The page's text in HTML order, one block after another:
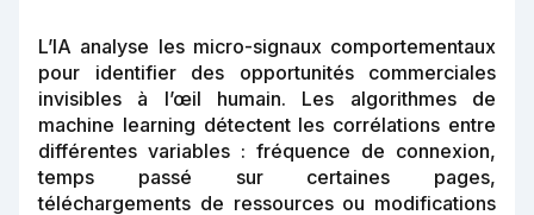
L’IA analyse les micro-signaux comportementaux
pour identifier des opportunités commerciales
invisibles à l’œil humain. Les algorithmes de
machine learning détectent les corrélations entre
différentes variables : fréquence de connexion,
temps passé sur certaines pages,
téléchargements de ressources ou modifications